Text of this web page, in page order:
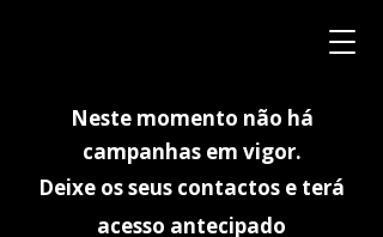
Neste momento não há
campanhas em vigor.
Deixe os seus contactos e terá
acesso antecipado